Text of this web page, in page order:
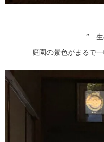
” 生
庭園の景色がまるで